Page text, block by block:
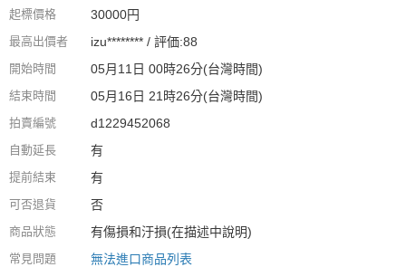
起標價格 30000円
最高出價者 izu******** / 評価:88
開始時間 05月11日 00時26分(台灣時間)
結束時間 05月16日 21時26分(台灣時間)
拍賣編號 d1229452068
自動延長 有
提前結束 有
可否退貨 否
商品狀態 有傷損和汙損(在描述中說明)
常見問題
無法進口商品列表